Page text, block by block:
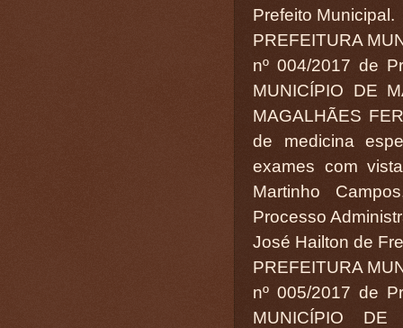
Prefeito Municipal.
PREFEITURA
nº 004/2017 de
MUNICÍPIO DE
MAGALHÃES
de medicina
exames com
Martinho
Processo
José Hailton de
PREFEITURA
nº 005/2017 de
MUNICÍPIO